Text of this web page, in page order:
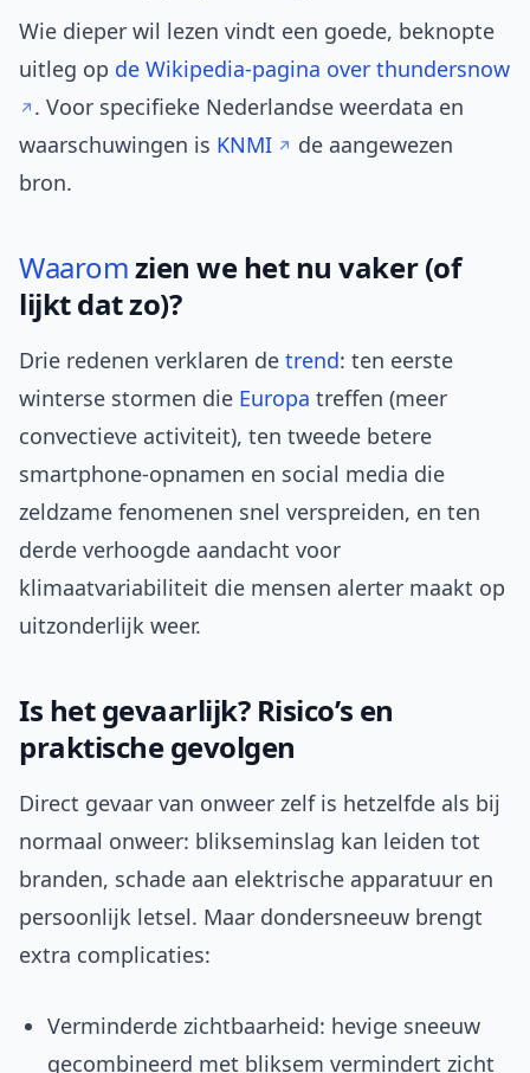
Wie dieper wil lezen vindt een goede, beknopte
uitleg op de Wikipedia-pagina over thundersnow
. Voor specifieke Nederlandse weerdata en
waarschuwingen is KNMI
de aangewezen
bron.
Waaromzien we het nu vaker (of
lijkt dat zo)?
Drie redenen verklaren de trend: ten eerste
winterse stormen die Europa treffen (meer
convectieve activiteit), ten tweede betere
smartphone-opnamen en social media die
zeldzame fenomenen snel verspreiden, en ten
derde verhoogde aandacht voor
klimaatvariabiliteit die mensen alerter maakt op
uitzonderlijk weer.
Is het gevaarlijk? Risico’s en
praktische gevolgen
Direct gevaar van onweer zelf is hetzelfde als bij
normaal onweer: blikseminslag kan leiden tot
branden, schade aan elektrische apparatuur en
persoonlijk letsel. Maar dondersneeuw brengt
extra complicaties:
Verminderde zichtbaarheid: hevige sneeuw
gecombineerd met bliksem vermindert zicht